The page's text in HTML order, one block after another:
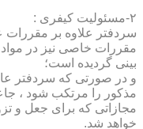
۲-مسئولیت کیفری :
سردفتر علاوه بر مقررات
بینی گردیده است؛
و در صورتی که سردفتر
مذکور را مرتکب شود ،
مجازاتی که برای جعل و
خواهد شد.